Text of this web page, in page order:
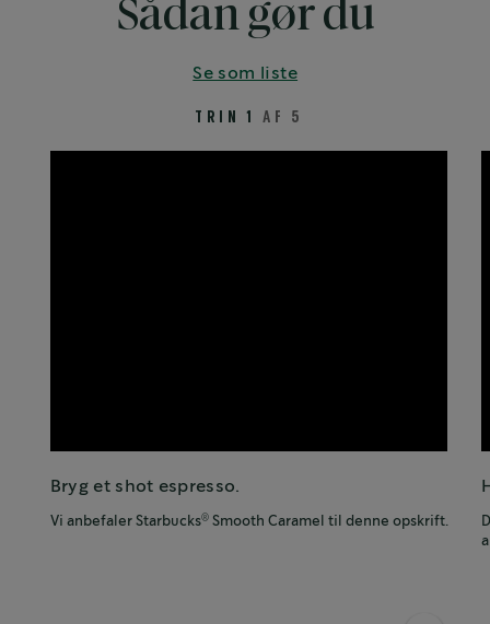
Sådan gør du
Se som liste
TRIN 1 AF 5
Bryg et shot espresso.
Vi anbefaler Starbucks®Smooth Caramel til denne opskrift.